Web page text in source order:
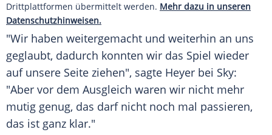
Drittplattformen übermittelt werden. Mehr dazu in unseren
Datenschutzhinweisen.
"Wir haben weitergemacht und weiterhin an uns
geglaubt, dadurch konnten wir das Spiel wieder
auf unsere Seite ziehen", sagte Heyer bei Sky:
"Aber vor dem Ausgleich waren wir nicht mehr
mutig genug, das darf nicht noch mal passieren,
das ist ganz klar."